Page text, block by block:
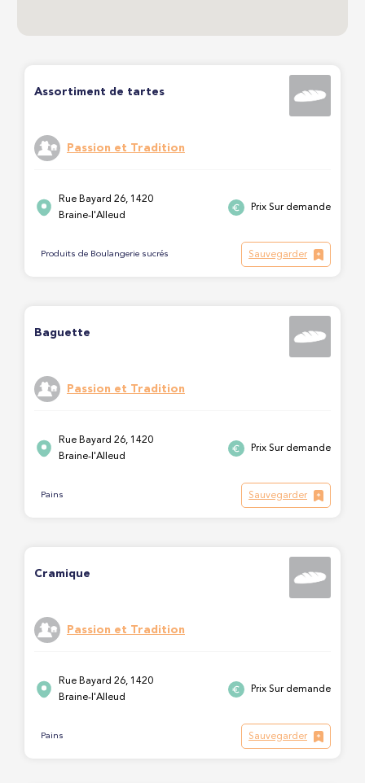
Assortiment de tartes
Passion et Tradition
Rue Bayard 26, 1420
Braine-l'Alleud
Prix Sur demande
Produits de Boulangerie sucrés Sauvegarder
Baguette
Passion et Tradition
Rue Bayard 26, 1420
Braine-l'Alleud
Prix Sur demande
Pains Sauvegarder
Cramique
Passion et Tradition
Rue Bayard 26, 1420
Braine-l'Alleud
Prix Sur demande
Pains Sauvegarder